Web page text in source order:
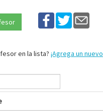
en la lista? ¡Agrega un